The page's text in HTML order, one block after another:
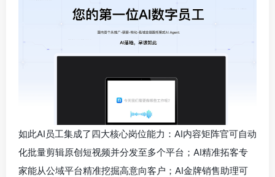
如此AI员工集成了四大核心岗位能力：AI内容矩阵官可自动
化批量剪辑原创短视频并分发至多个平台；AI精准拓客专
家能从公域平台精准挖掘高意向客户；AI金牌销售助理可